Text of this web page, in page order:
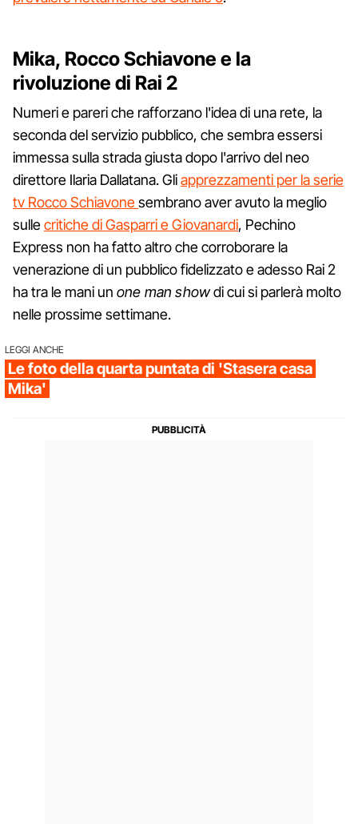
Mika, Rocco Schiavone e la
rivoluzione di Rai 2
Numeri e pareri che rafforzano l'idea di una rete, la
seconda del servizio pubblico, che sembra essersi
immessa sulla strada giusta dopo l'arrivo del neo
direttore Ilaria Dallatana. Gliapprezzamenti per la serie
tv Rocco Schiavonesembrano aver avuto la meglio
sullecritiche di Gasparri e Giovanardi, Pechino
Express non ha fatto altro che corroborare la
venerazione di un pubblico fidelizzato e adesso Rai 2
ha tra le mani un one man showdi cui si parlerà molto
nelle prossime settimane.
LEGGI ANCHE
Le foto della quarta puntata di 'Stasera casa
Mika'